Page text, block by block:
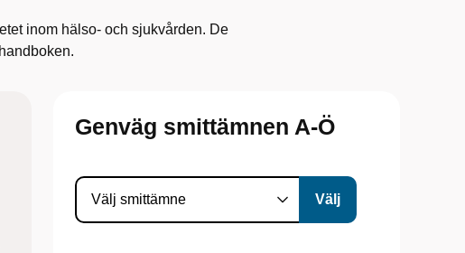
inom hälso- och sjukvården. De
Genväg smittämnen A-Ö